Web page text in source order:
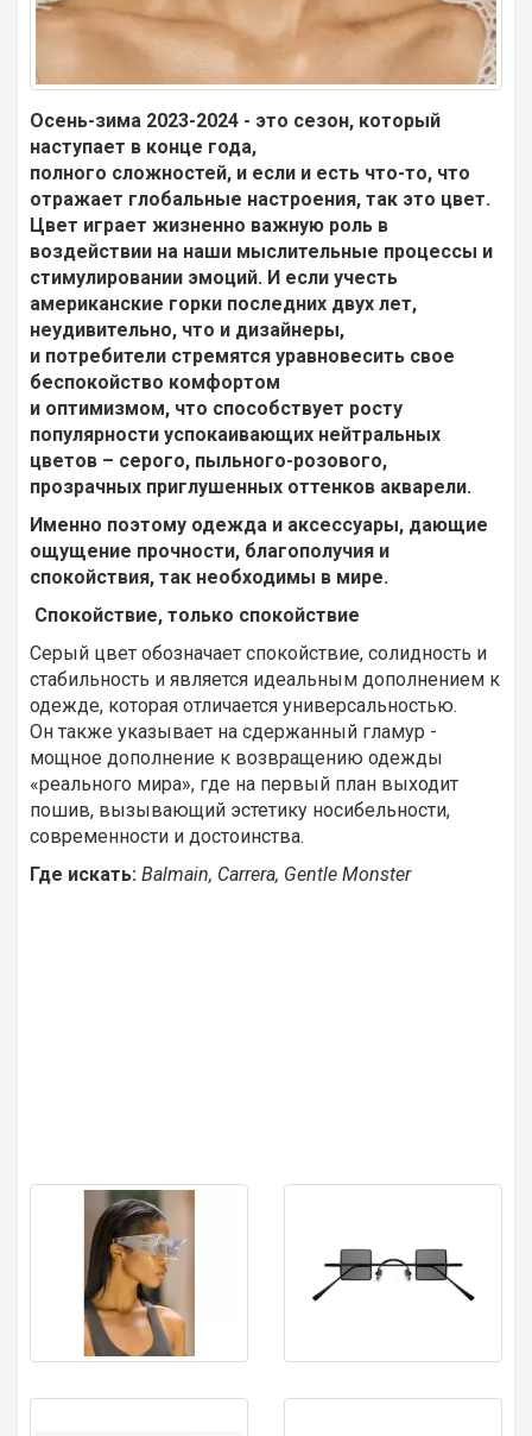
Осень-зима 2023-2024 - это сезон, который
наступает в конце года,
полного сложностей, и если и есть что-то, что
отражает глобальные настроения, так это цвет.
Цвет играет жизненно важную роль в
воздействии на наши мыслительные процессы и
стимулировании эмоций. И если учесть
американские горки последних двух лет,
неудивительно, что и дизайнеры,
и потребители стремятся уравновесить свое
беспокойство комфортом
и оптимизмом, что способствует росту
популярности успокаивающих нейтральных
цветов – серого, пыльного-розового,
прозрачных приглушенных оттенков акварели.
Именно поэтому одежда и аксессуары, дающие
ощущение прочности, благополучия и
спокойствия, так необходимы в мире.
Спокойствие, только спокойствие
Серый цвет обозначает спокойствие, солидность и
стабильность и является идеальным дополнением к
одежде, которая отличается универсальностью.
Он также указывает на сдержанный гламур -
мощное дополнение к возвращению одежды
«реального мира», где на первый план выходит
пошив, вызывающий эстетику носибельности,
современности и достоинства.
Где искать: Balmain, Carrera, Gentle Monster